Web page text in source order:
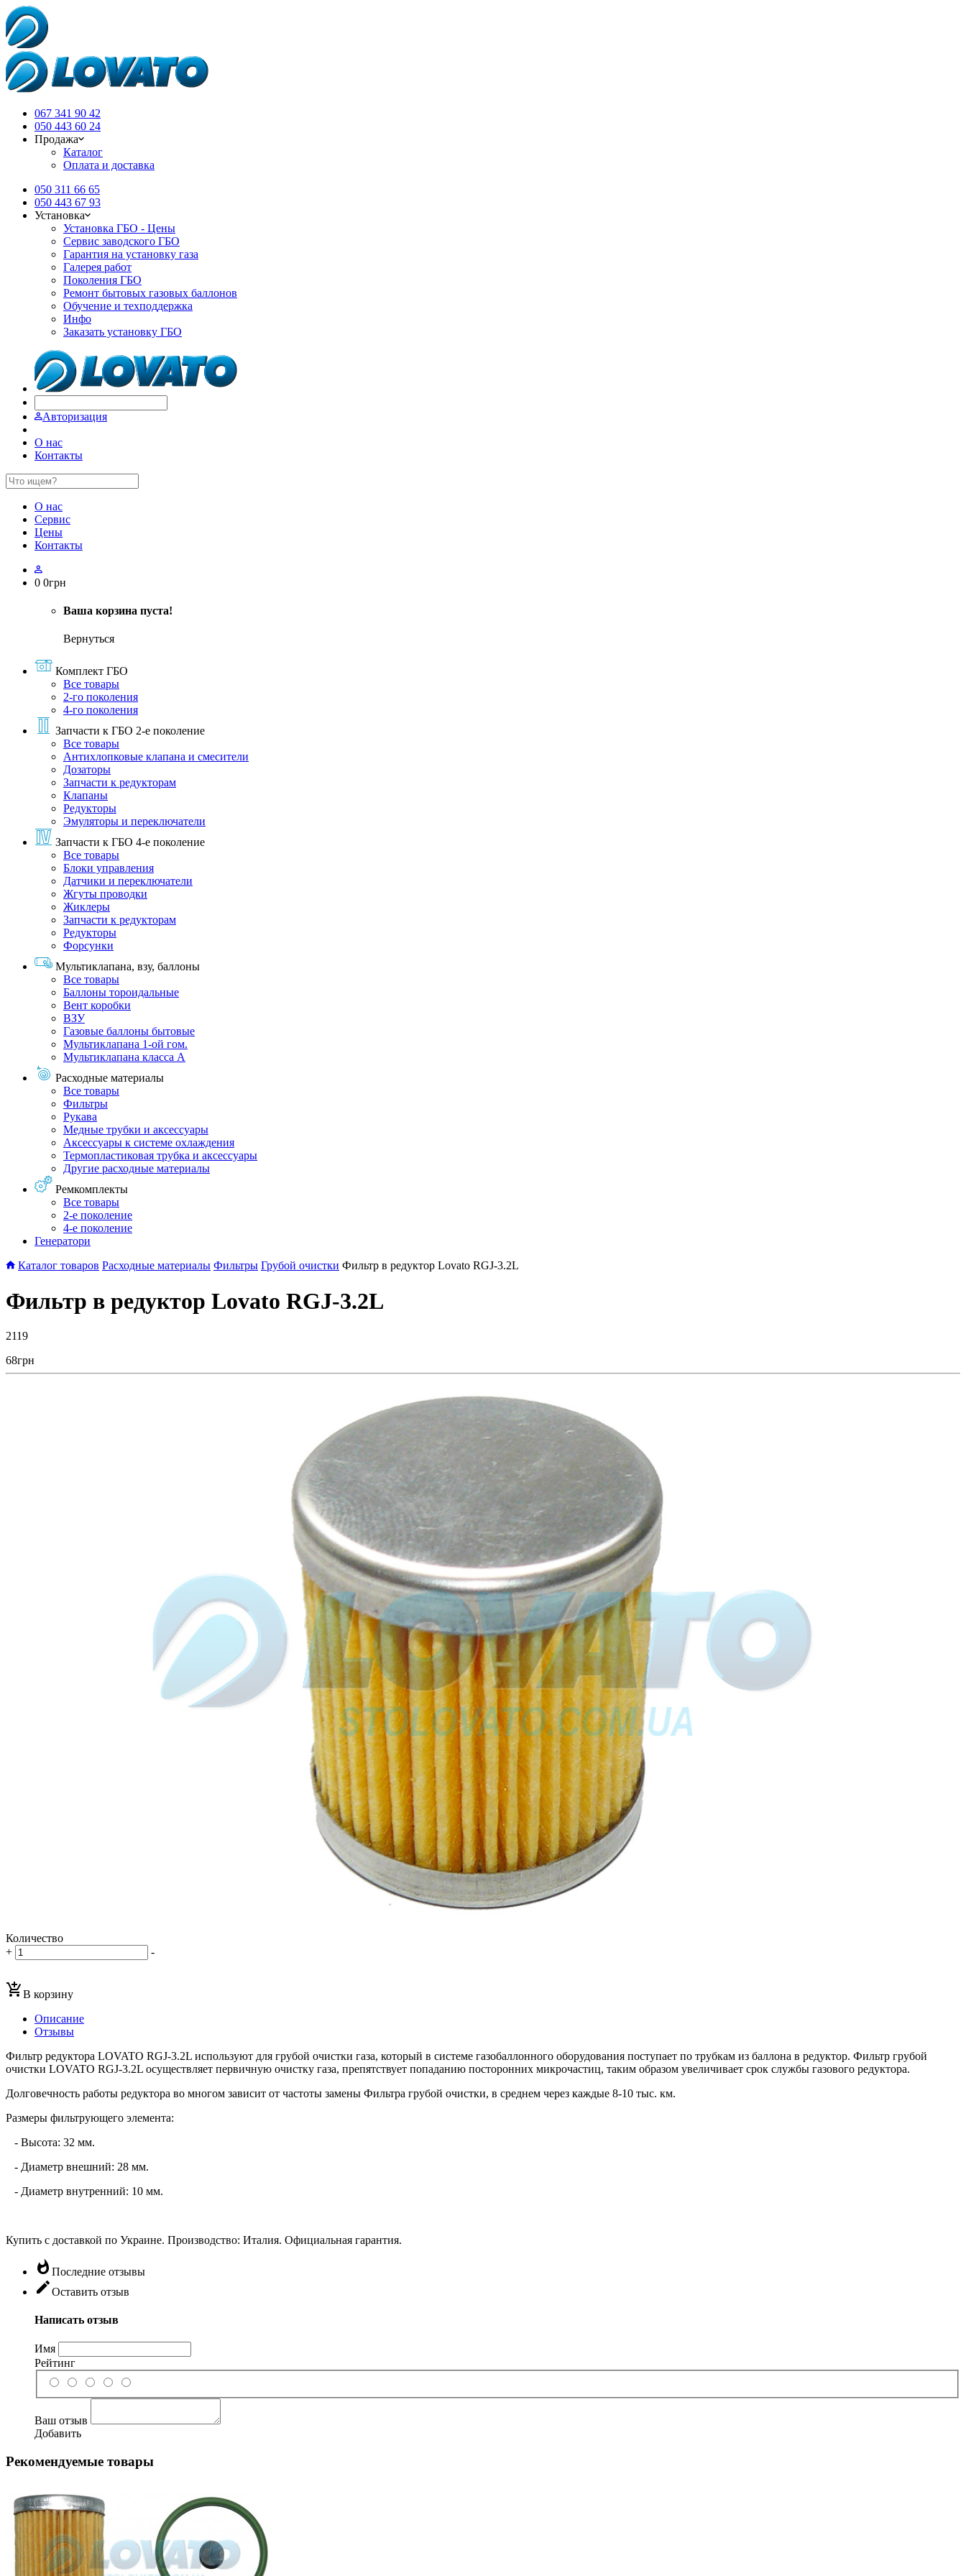
067 341 90 42
050 443 60 24
Продажа
Каталог
Оплата и доставка
050 311 66 65
050 443 67 93
Установка
Установка ГБО - Цены
Сервис заводского ГБО
Гарантия на установку газа
Галерея работ
Поколения ГБО
Ремонт бытовых газовых баллонов
Обучение и техподдержка
Инфо
Заказать установку ГБО
Авторизация
О нас
Контакты
О нас
Сервис
Цены
Контакты
0 0грн
Ваша корзина пуста!
Вернуться
Комплект ГБО
Все товары
2-го поколения
4-го поколения
Запчасти к ГБО 2-е поколение
Все товары
Антихлопковые клапана и смесители
Дозаторы
Запчасти к редукторам
Клапаны
Редукторы
Эмуляторы и переключатели
Запчасти к ГБО 4-е поколение
Все товары
Блоки управления
Датчики и переключатели
Жгуты проводки
Жиклеры
Запчасти к редукторам
Редукторы
Форсунки
Мультиклапана, взу, баллоны
Все товары
Баллоны тороидальные
Вент коробки
ВЗУ
Газовые баллоны бытовые
Мультиклапана 1-ой гом.
Мультиклапана класса А
Расходные материалы
Все товары
Фильтры
Рукава
Медные трубки и аксессуары
Аксессуары к системе охлаждения
Термопластиковая трубка и аксессуары
Другие расходные материалы
Ремкомплекты
Все товары
2-е поколение
4-е поколение
Генератори
Каталог товаров Расходные материалы Фильтры Грубой очистки Фильтр в редуктор Lovato RGJ-3.2L
Фильтр в редуктор Lovato RGJ-3.2L
2119
68грн
Количество
+
-
add_shopping_cartВ корзину
Описание
Отзывы
Фильтр редуктора LOVATO RGJ-3.2L используют для грубой очистки газа, который в системе газобаллонного оборудования поступает по трубкам из баллона в редуктор. Фильтр грубой
очистки LOVATO RGJ-3.2L осуществляет первичную очистку газа, препятствует попаданию посторонних микрочастиц, таким образом увеличивает срок службы газового редуктора.
Долговечность работы редуктора во многом зависит от частоты замены Фильтра грубой очистки, в среднем через каждые 8-10 тыс. км.
Размеры фильтрующего элемента:
- Высота: 32 мм.
- Диаметр внешний: 28 мм.
- Диаметр внутренний: 10 мм.
Купить с доставкой по Украине. Производство: Италия. Официальная гарантия.
whatshot Последние отзывы
editОставить отзыв
Написать отзыв
Имя
Рейтинг
Ваш отзыв
Добавить
Рекомендуемые товары